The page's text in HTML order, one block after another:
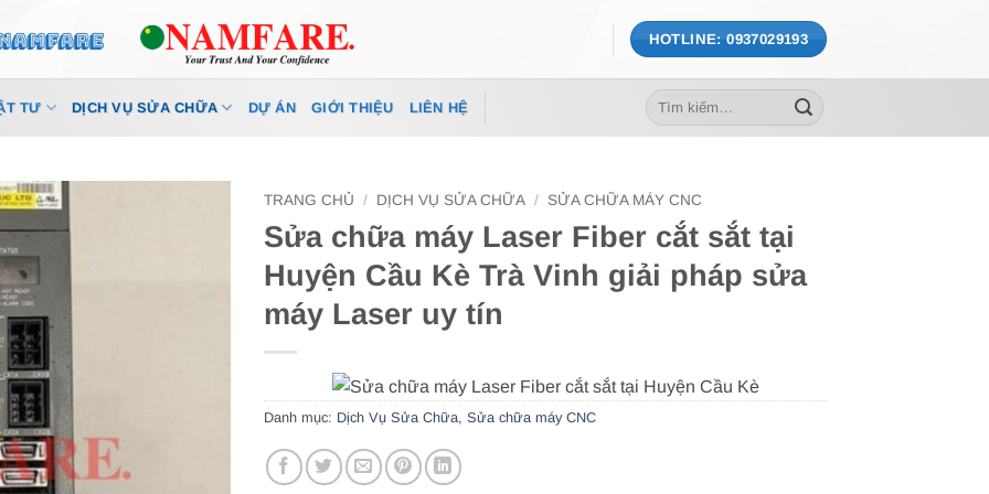
HOTLINE: 0937029193
TƯ DỊCH VỤ SỬA CHỮA DỰ ÁN GIỚI THIỆU LIÊN HỆ
Tìm
kiếm:
TRANG CHỦ / DỊCH VỤ SỬA CHỮA / SỬA CHỮA MÁY CNC
Sửa chữa máy Laser Fiber cắt sắt tại
Huyện Cầu Kè Trà Vinh giải pháp sửa
máy Laser uy tín
Danh mục: Dịch Vụ Sửa Chữa, Sửa chữa máy CNC